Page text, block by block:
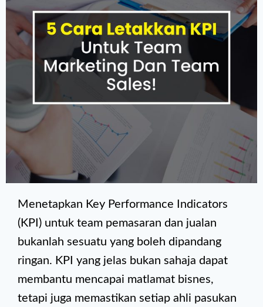
Menetapkan Key Performance Indicators
(KPI) untuk team pemasaran dan jualan
bukanlah sesuatu yang boleh dipandang
ringan. KPI yang jelas bukan sahaja dapat
membantu mencapai matlamat bisnes,
tetapi juga memastikan setiap ahli pasukan